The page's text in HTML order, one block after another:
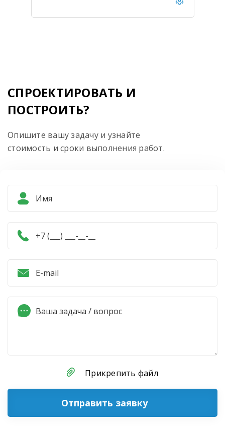
СПРОЕКТИРОВАТЬ И
ПОСТРОИТЬ?
Опишите вашу задачу и узнайте
стоимость и сроки выполнения работ.
Прикрепить файл
Отправить заявку